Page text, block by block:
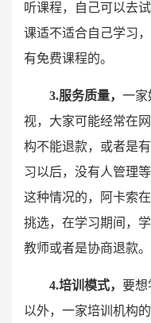
听课程，自己可以去
课适不适合自己学习
有免费课程的。
3.服务质量， 一家
视，大家可能经常在
构不能退款，或者是
习以后，没有人管理
这种情况的，阿卡索
挑选，在学习期间，
教师或者是协商退款。
4.培训模式， 要想
以外，一家培训机构